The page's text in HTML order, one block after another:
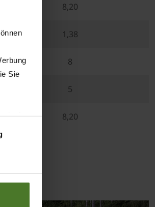
Sie
8,20
1,38
8
5
8,20